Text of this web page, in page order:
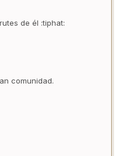
de él :tiphat:
comunidad.